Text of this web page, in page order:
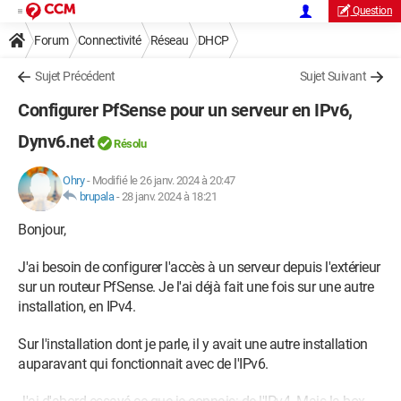
Question
Forum Connectivité Réseau DHCP
Sujet Précédent Sujet Suivant
Configurer PfSense pour un serveur en IPv6,
Dynv6.net
Résolu
Ohry- Modifié le 26 janv. 2024 à 20:47
brupala-28 janv. 2024 à 18:21
Bonjour,
J'ai besoin de configurer l'accès à un serveur depuis l'extérieur
sur un routeur PfSense. Je l'ai déjà fait une fois sur une autre
installation, en IPv4.
Sur l'installation dont je parle, il y avait une autre installation
auparavant qui fonctionnait avec de l'IPv6.